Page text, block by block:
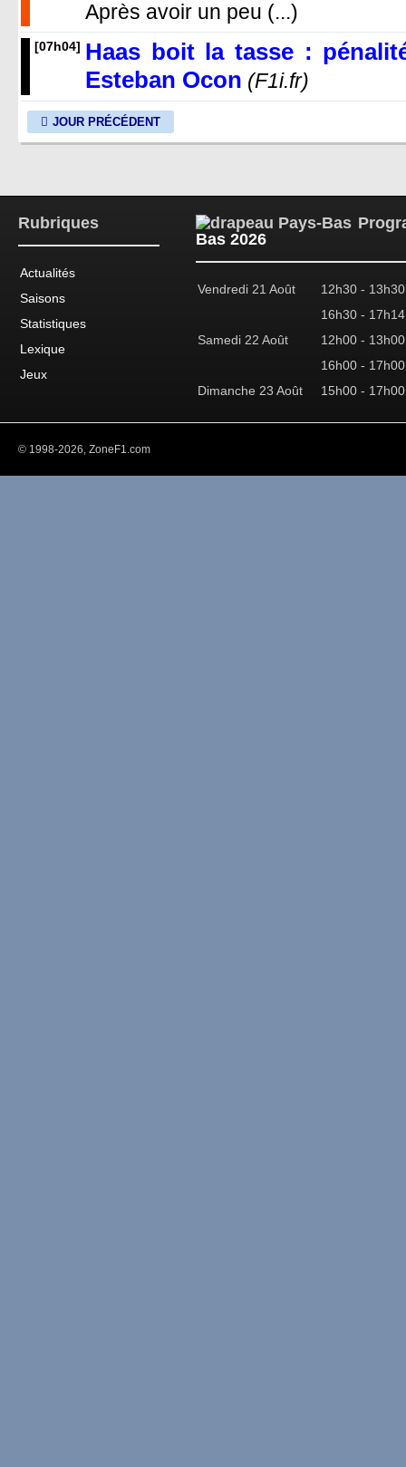
Après avoir un peu (...)
[07h04] Haas boit la tasse :
Esteban Ocon (F1i.fr)
JOUR PRÉCÉDENT
Rubriques
Actualités
Saisons
Statistiques
Lexique
Jeux
Bas 2026
Vendredi 21 Août
12h30 - 13h30
16h30 - 17h14
Samedi 22 Août
12h00 - 13h00
16h00 - 17h00
Dimanche 23 Août
15h00 - 17h00
© 1998-2026, ZoneF1.com